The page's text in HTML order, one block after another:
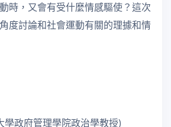
時，又會有受什麼情感驅使？這次
度討論和社會運動有關的理據和情
學政府管理學院政治學教授)